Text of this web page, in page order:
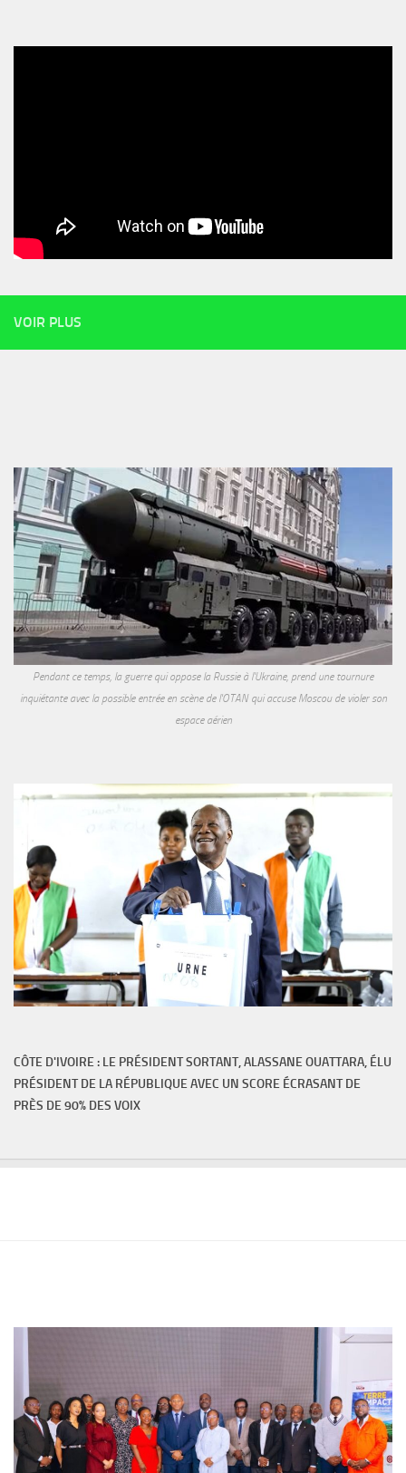
VOIR PLUS
Pendant ce temps, la guerre qui oppose la Russie à l'Ukraine, prend une tournure
inquiétante avec la possible entrée en scène de l'OTAN qui accuse Moscou de violer son
espace aérien
CÔTE D'IVOIRE : LE PRÉSIDENT SORTANT, ALASSANE OUATTARA, ÉLU
PRÉSIDENT DE LA RÉPUBLIQUE AVEC UN SCORE ÉCRASANT DE
PRÈS DE 90% DES VOIX